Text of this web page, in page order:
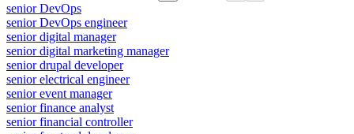
senior DevOps
senior DevOps engineer
senior digital manager
senior digital marketing manager
senior drupal developer
senior electrical engineer
senior event manager
senior finance analyst
senior financial controller